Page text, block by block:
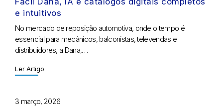
e intuitivos
No mercado de reposição automotiva, onde o tempo é
essencial para mecânicos, balconistas, televendas e
distribuidores, a Dana,…
Ler Artigo
3 março, 2026